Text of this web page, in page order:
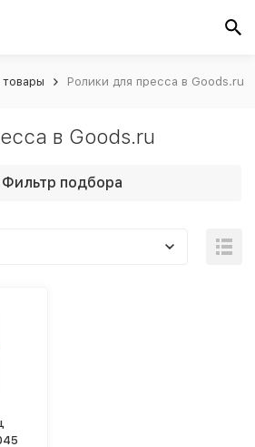
Ролики для пресса в Goods.ru
в Goods.ru
Фильтр подбора